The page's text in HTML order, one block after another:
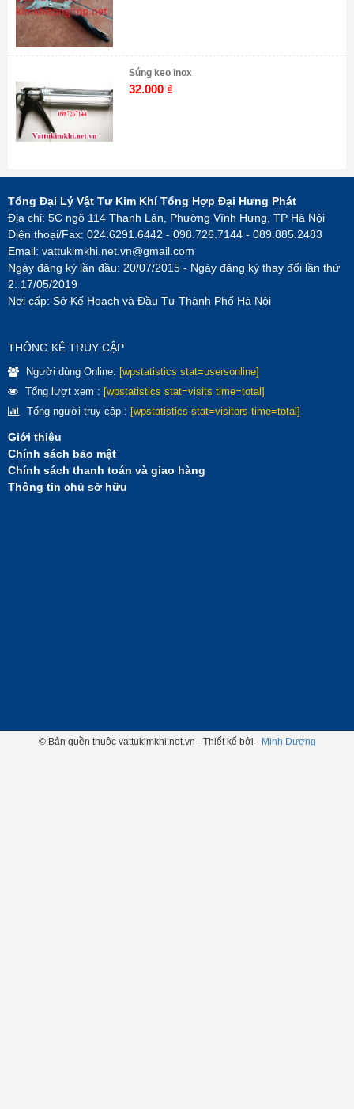
Súng keo inox
32.000 ₫
Tổng Đại Lý Vật Tư Kim Khí Tổng Hợp Đại Hưng Phát
Địa chỉ: 5C ngõ 114 Thanh Lân, Phường Vĩnh Hưng, TP Hà Nội
Điện thoại/Fax: 024.6291.6442 - 098.726.7144 - 089.885.2483
Email: vattukimkhi.net.vn@gmail.com
Ngày đăng ký lần đầu: 20/07/2015 - Ngày đăng ký thay đổi lần thứ
2: 17/05/2019
Nơi cấp: Sở Kế Hoạch và Đầu Tư Thành Phố Hà Nội
THÔNG KÊ TRUY CẬP
Người dùng Online: [wpstatistics stat=usersonline]
Tổng lượt xem : [wpstatistics stat=visits time=total]
Tổng người truy cập : [wpstatistics stat=visitors time=total]
Giới thiệu
Chính sách bảo mật
Chính sách thanh toán và giao hàng
Thông tin chủ sở hữu
© Bản quền thuộc vattukimkhi.net.vn - Thiết kế bởi - Minh Dương